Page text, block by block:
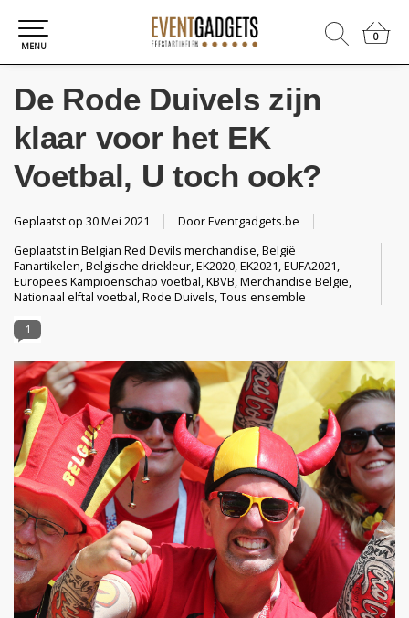
0
0
MENU
De Rode Duivels zijn
klaar voor het EK
Voetbal, U toch ook?
Geplaatst op 30 Mei 2021 DoorEventgadgets.be
Geplaatst in Belgian Red Devils merchandise,België
Fanartikelen,Belgische driekleur,EK2020,EK2021,EUFA2021,
Europees Kampioenschap voetbal,KBVB,Merchandise België,
Nationaal elftal voetbal,Rode Duivels,Tous ensemble
1